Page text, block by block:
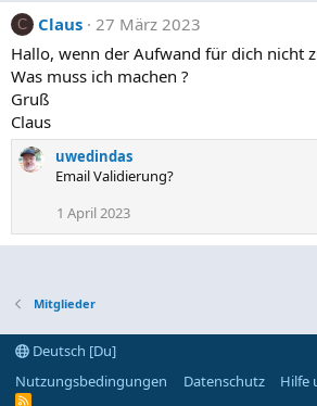
C Claus 27 März 2023
Hallo, wenn der Aufwand für dich nicht
Was muss ich machen ?
Gruß
Claus
uwedindas
Email Validierung?
1 April 2023
Mitglieder
Deutsch [Du]
Nutzungsbedingungen
Datenschutz Hilfe
R